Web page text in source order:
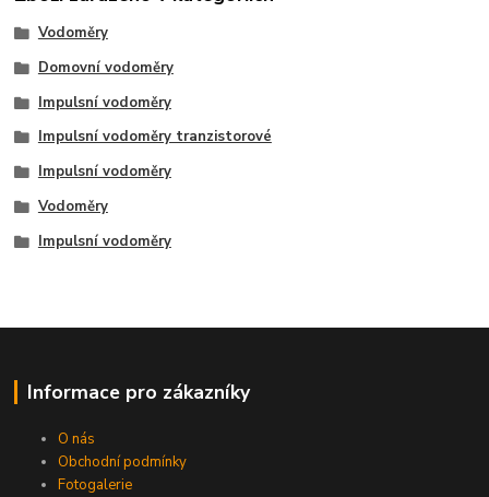
Vodoměry
Domovní vodoměry
Impulsní vodoměry
Impulsní vodoměry tranzistorové
Impulsní vodoměry
Vodoměry
Impulsní vodoměry
Informace pro zákazníky
O nás
Obchodní podmínky
Fotogalerie